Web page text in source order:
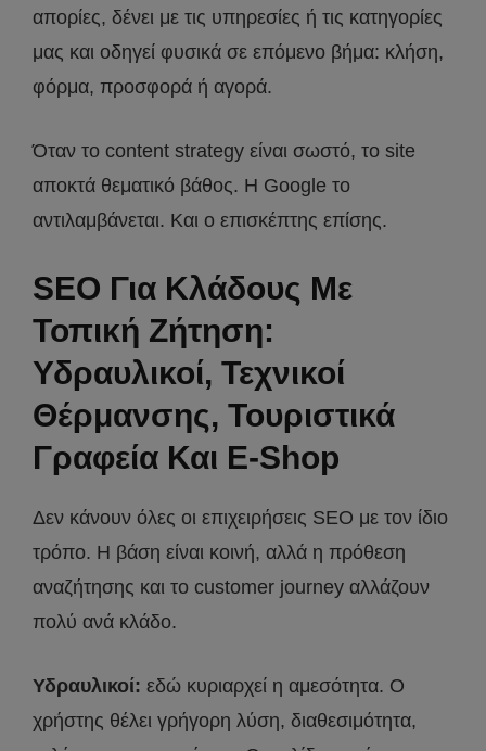
απορίες, δένει με τις υπηρεσίες ή τις κατηγορίες
μας και οδηγεί φυσικά σε επόμενο βήμα: κλήση,
φόρμα, προσφορά ή αγορά.
Όταν το content strategy είναι σωστό, το site
αποκτά θεματικό βάθος. Η Google το
αντιλαμβάνεται. Και ο επισκέπτης επίσης.
SEO Για Κλάδους Με
Τοπική Ζήτηση:
Υδραυλικοί, Τεχνικοί
Θέρμανσης, Τουριστικά
Γραφεία Και E-Shop
Δεν κάνουν όλες οι επιχειρήσεις SEO με τον ίδιο
τρόπο. Η βάση είναι κοινή, αλλά η πρόθεση
αναζήτησης και το customer journey αλλάζουν
πολύ ανά κλάδο.
Υδραυλικοί: εδώ κυριαρχεί η αμεσότητα. Ο
χρήστης θέλει γρήγορη λύση, διαθεσιμότητα,